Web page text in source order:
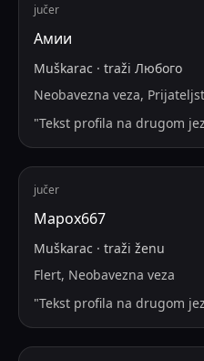
jučer
Амии
Muškarac · traži Любого
Neobavezna veza,
"Tekst profila na drugom
jučer
Mapox667
Muškarac · traži ženu
Flert, Neobavezna veza
"Tekst profila na drugom